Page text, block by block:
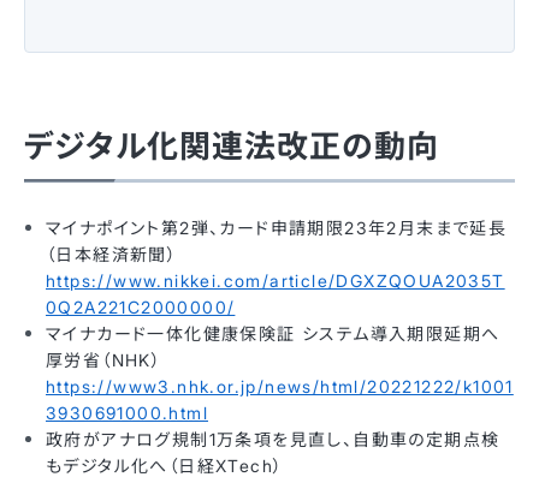
デジタル化関連法改正の動向
マイナポイント第2弾、カード申請期限23年2月末まで延長
（日本経済新聞）
https://www.nikkei.com/article/DGXZQOUA2035T
0Q2A221C2000000/
マイナカード一体化健康保険証 システム導入期限延期へ
厚労省（NHK）
https://www3.nhk.or.jp/news/html/20221222/k1001
3930691000.html
政府がアナログ規制1万条項を見直し、自動車の定期点検
もデジタル化へ（日経XTech）